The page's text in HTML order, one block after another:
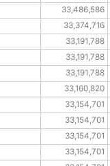
33,486,586
33,374,716
33,191,788
33,191,788
33,191,788
33,160,820
33,154,701
33,154,701
33,154,701
33,154,701